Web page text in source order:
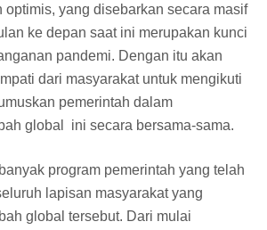
optimis, yang disebarkan secara masif
ke depan saat ini merupakan kunci
pandemi. Dengan itu akan
dari masyarakat untuk mengikuti
pemerintah dalam
global ini secara bersama-sama.
program pemerintah yang telah
lapisan masyarakat yang
global tersebut. Dari mulai